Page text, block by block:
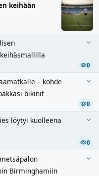
keihään
0
– kohde
bikinit
0
löytyi kuolleena
0
Birminghamiin